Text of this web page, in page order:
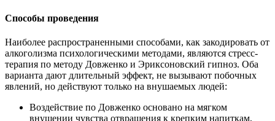
Способы проведения
Наиболее распространенными способами, как закодировать от
алкоголизма психологическими методами, являются стресс-
терапия по методу Довженко и Эриксоновский гипноз. Оба
варианта дают длительный эффект, не вызывают побочных
явлений, но действуют только на внушаемых людей:
Воздействие по Довженко основано на мягком
внушении чувства отвращения к крепким напиткам,